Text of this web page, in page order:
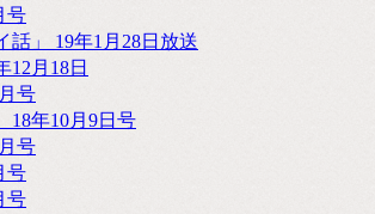
号
話」 19年1月28日放送
月18日
号
年10月9日号
号
号
号